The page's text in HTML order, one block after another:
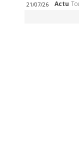
21/07/26 Actu Tour